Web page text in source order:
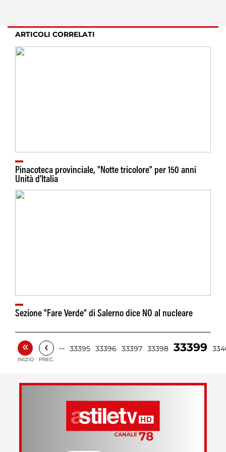
ARTICOLI CORRELATI
Pinacoteca provinciale, "Notte tricolore" per 150 anni
Unità d'Italia
Sezione "Fare Verde" di Salerno dice NO al nucleare
«
INIZIO
‹
PREC.
… 33395 33396 33397 33398 33399